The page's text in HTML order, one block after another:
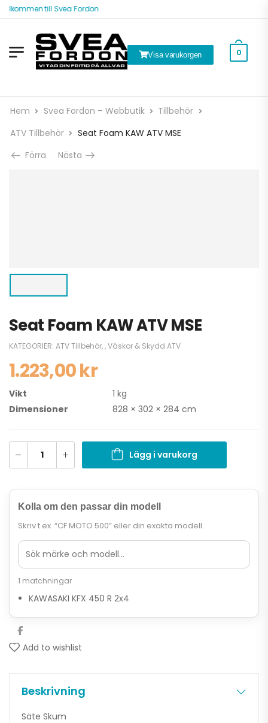
till Svea Fordon
Visa varukorgen 0
Hem Svea Fordon – Webbutik
Tillbehör
ATV Tillbehör
Seat Foam KAW ATV MSE
Förra
Nästa
Seat Foam KAW ATV MSE
KATEGORIER: ATV Tillbehör,,Väskor & Skydd ATV
1.223,00kr
Vikt
1 kg
Dimensioner
828 × 302 × 284 cm
Lägg i varukorg
Kolla om den passar din modell
Skriv t.ex. “CF MOTO 500” eller din exakta modell.
1 matchningar
KAWASAKI KFX 450 R 2x4
Add to wishlist
Beskrivning
Säte Skum